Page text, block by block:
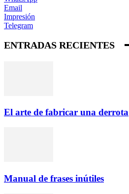
Email
Impresión
Telegram
ENTRADAS RECIENTES
El arte de fabricar una derrota
Manual de frases inútiles